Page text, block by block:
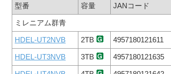
型番 容量 JANコード
ミレニアム群青
HDEL-UT2NVB 2TB 4957180121611
HDEL-UT3NVB 3TB 4957180121635